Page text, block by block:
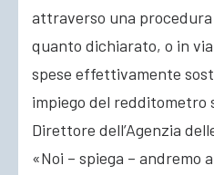
attraverso una
quanto dichiarato, o in
spese effettivamente
impiego del redditometro
Direttore dell’Agenzia
«Noi – spiega – andremo